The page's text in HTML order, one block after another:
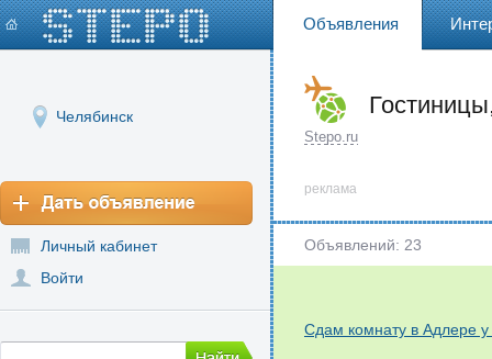
Объявления
Челябинск
Личный кабинет
Войти
Stepo.ru
реклама
Объявлений: 23
Сдам комнату в Адлере